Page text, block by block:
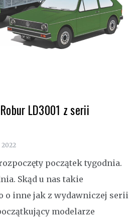
LD3001 z serii
początek tygodnia.
Skąd u nas takie
o inne jak z wydawniczej serii
modelarze